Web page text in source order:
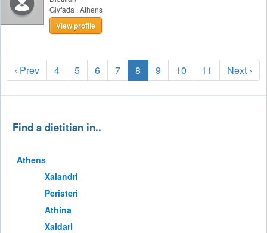
Glyfada , Athens
View profile
‹ Prev 4 5 6 7 8 9 10 11 Next ›
Find a dietitian in..
Athens
Xalandri
Peristeri
Athina
Xaidari